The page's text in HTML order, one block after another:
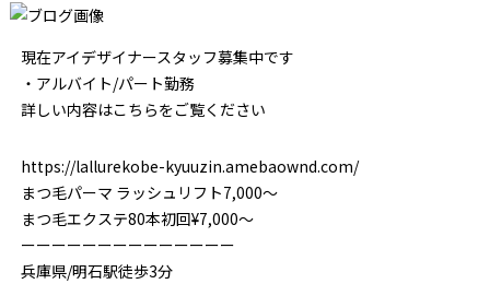
現在アイデザイナースタッフ募集中です
・アルバイト/パート勤務
詳しい内容はこちらをご覧ください
https://lallurekobe-kyuuzin.amebaownd.com/
まつ毛パーマ ラッシュリフト7,000～
まつ毛エクステ80本初回¥7,000～
ーーーーーーーーーーーーーー
兵庫県/明石駅徒歩3分